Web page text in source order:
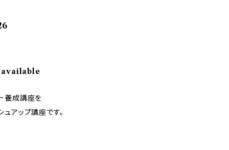
養成講座を
アップ講座です。